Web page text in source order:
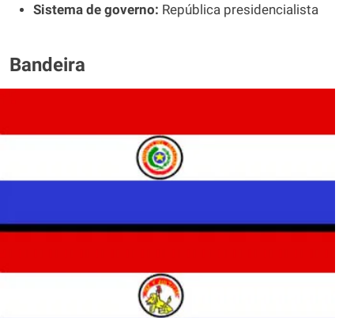
Sistema de governo: República presidencialista
Bandeira